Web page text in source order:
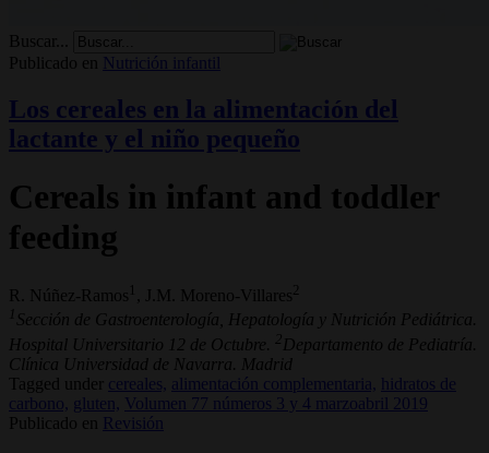
Buscar...
Publicado en
Nutrición infantil
Los cereales en la alimentación del
lactante y el niño pequeño
Cereals in infant and toddler
feeding
R. Núñez-Ramos 1 , J.M. Moreno-Villares
1 Sección de Gastroenterología, Hepatología y Nutrición Pediátrica.
Hospital Universitario 12 de Octubre.
2 Departamento de Pediatría.
Clínica Universidad de Navarra. Madrid
Tagged under
cereales, alimentación complementaria,
hidratos de
carbono, gluten,
Volumen 77 números 3 y 4 marzoabril 2019
Publicado en
Revisión